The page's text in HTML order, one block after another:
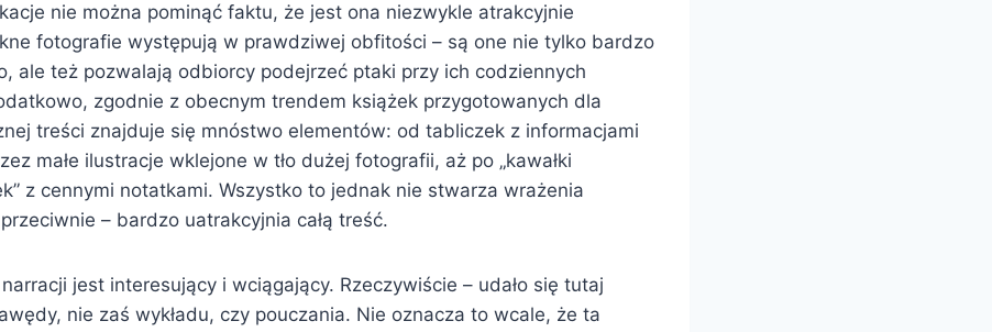
nie można pominąć faktu, że jest ona niezwykle atrakcyjnie
fotografie występują w prawdziwej obfitości – są one nie tylko bardzo
ale też pozwalają odbiorcy podejrzeć ptaki przy ich codziennych
zgodnie z obecnym trendem książek przygotowanych dla
treści znajduje się mnóstwo elementów: od tabliczek z informacjami
małe ilustracje wklejone w tło dużej fotografii, aż po „kawałki
z cennymi notatkami. Wszystko to jednak nie stwarza wrażenia
– bardzo uatrakcyjnia całą treść.
jest interesujący i wciągający. Rzeczywiście – udało się tutaj
nie zaś wykładu, czy pouczania. Nie oznacza to wcale, że ta